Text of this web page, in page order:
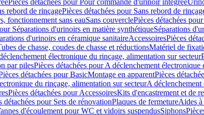
Pièces détachées pour Pour commande d'urinoir intégrée
rebord de rinçagePièces détachées pour Sans rebord de
fonctionnement sans eauSans couverclePièces détachées
Séparations d'urinoirs en matière synthétiqueSéparations
d'urinoirs en céramique sanitaireAccessoiresPièces
de chasse, coudes de chasse et réductionsMatériel de
électronique du rinçage, alimentation sur secteur
par pilesPièces détachées pour A déclenchement
détachées pour BasicMontage en apparentPièces
du rinçage, alimentation sur secteurA déclenchement
Pièces détachées pour AccessoiresKits d'encastrement et de
détachées pour Sets de rénovationPlaques de fermetureAides
d'écoulement pour WC et vidoirs suspendusSiphons